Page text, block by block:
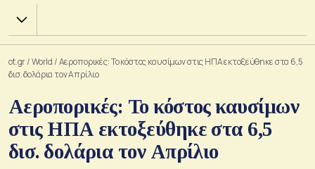
Χ.Α.
ot.gr/World /Aεροπορικές: Το κόστος καυσίμων στις ΗΠΑ εκτοξεύθηκε στα 6,5
δισ. δολάρια τον Απρίλιο
Aεροπορικές: Το κόστος καυσίμων
στις ΗΠΑ εκτοξεύθηκε στα 6,5
δισ. δολάρια τον Απρίλιο